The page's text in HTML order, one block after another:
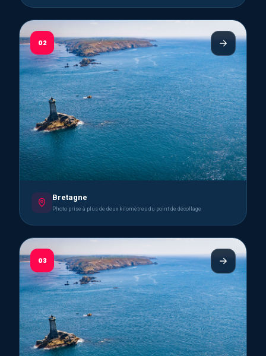
02
Bretagne
Photo prise à plus de deux kilomètres du point de décollage
03